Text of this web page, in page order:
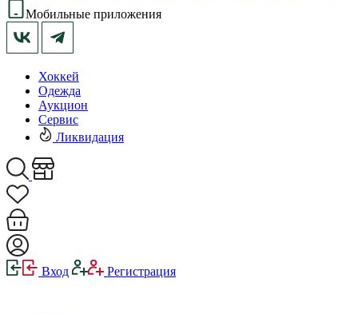
Мобильные приложения
Хоккей
Одежда
Аукцион
Сервис
Ликвидация
Вход Регистрация